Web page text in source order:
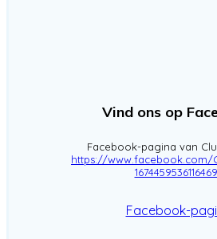
Vind ons op
Facebook-pagina van
https://www.facebook.com/
Facebook-